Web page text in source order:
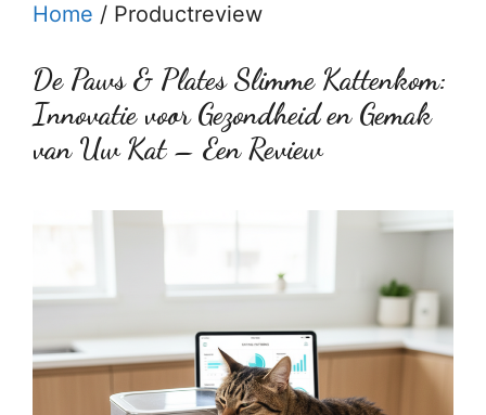
Home / Productreview
De Paws & Plates Slimme Kattenkom:
Innovatie voor Gezondheid en Gemak
van Uw Kat – Een Review